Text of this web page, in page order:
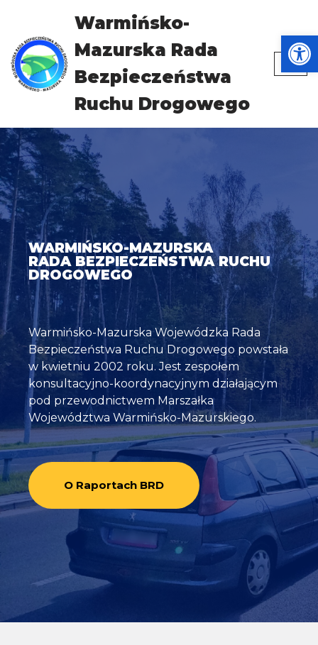
Przejdź
do
treści
Warmińsko-
Mazurska Rada
Bezpieczeństwa
Ruchu Drogowego
WARMIŃSKO-MAZURSKA
RADA BEZPIECZEŃSTWA RUCHU
DROGOWEGO
Warmińsko-Mazurska Wojewódzka Rada
Bezpieczeństwa Ruchu Drogowego powstała
w kwietniu 2002 roku. Jest zespołem
konsultacyjno-koordynacyjnym działającym
pod przewodnictwem Marszałka
Województwa Warmińsko-Mazurskiego.
O Raportach BRD